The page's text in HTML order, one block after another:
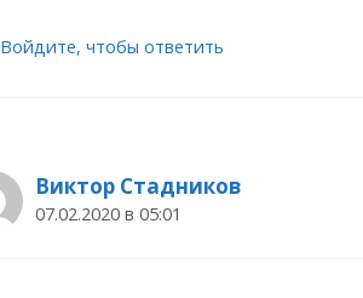
Войдите, чтобы ответить
Виктор Стадников
07.02.2020 в 05:01